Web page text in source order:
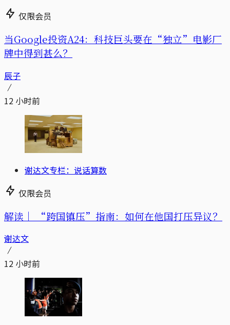
仅限会员
当Google投资A24：科技巨头要在“独立”电影厂
牌中得到甚么？
辰子
12 小时前
谢达文专栏：说话算数
仅限会员
解读｜ “跨国镇压”指南：如何在他国打压异议？
谢达文
12 小时前